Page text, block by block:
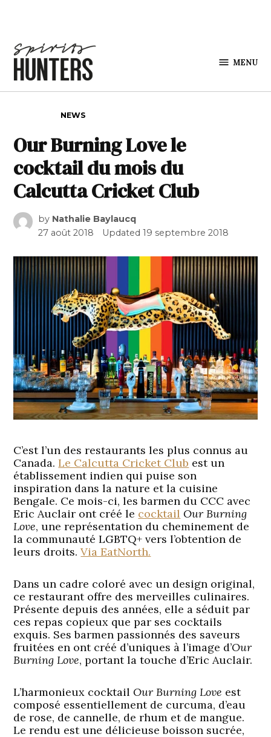
MENU
NEWS
Our Burning Love le
cocktail du mois du
Calcutta Cricket Club
by Nathalie Baylaucq
27 août 2018
Updated19 septembre 2018
C’est l’un des restaurants les plus connus au
Canada.Le Calcutta Cricket Club est un
établissement indien qui puise son
inspiration dans la nature et la cuisine
Bengale. Ce mois-ci, les barmen du CCC avec
Eric Auclair ont créé le cocktail Our Burning
Love, une représentation du cheminement de
la communauté LGBTQ+ vers l’obtention de
leurs droits.Via EatNorth.
Dans un cadre coloré avec un design original,
ce restaurant offre des merveilles culinaires.
Présente depuis des années, elle a séduit par
ces repas copieux que par ses cocktails
exquis. Ses barmen passionnés des saveurs
fruitées en ont créé d’uniques à l’image d’Our
Burning Love, portant la touche d’Eric Auclair.
L’harmonieux cocktailOur Burning Love est
composé essentiellement de curcuma, d’eau
de rose, de cannelle, de rhum et de mangue.
Le rendu est une délicieuse boisson sucrée,